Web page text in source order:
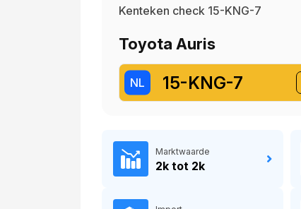
Kenteken check 15-KNG-7
Toyota Auris
NL 15-KNG-7
Marktwaarde
2k tot 2k